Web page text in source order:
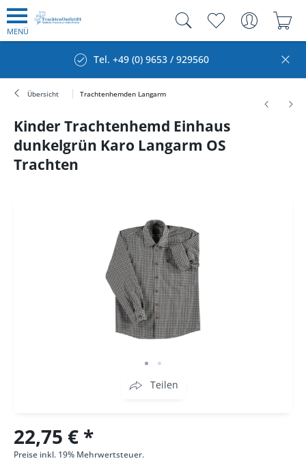
MENÜ
Tel. +49 (0) 9653 / 929560
Übersicht Trachtenhemden Langarm
Kinder Trachtenhemd Einhaus
dunkelgrün Karo Langarm OS
Trachten
Teilen
22,75 € *
Preise inkl. 19% Mehrwertsteuer.